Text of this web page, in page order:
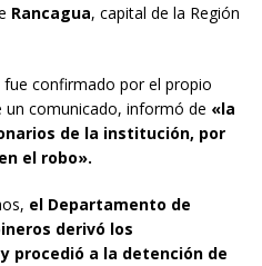
Rancagua, capital de la Región
confirmado por el propio
un comunicado, informó de «la
de la institución, por
el robo».
el Departamento de
derivó los
procedió a la detención de